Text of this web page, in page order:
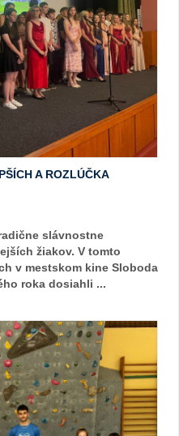
A ROZLÚČKA
slávnostne
žiakov. V tomto
v mestskom kine Sloboda
roka dosiahli ...